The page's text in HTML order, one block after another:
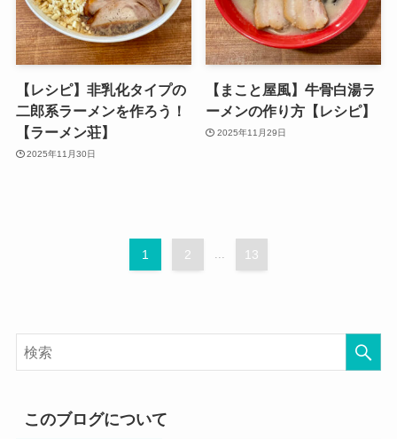
【レシピ】非乳化タイプの
二郎系ラーメンを作ろう！
【ラーメン荘】
2025年11月30日
【まこと屋風】牛骨白湯ラ
ーメンの作り方【レシピ】
2025年11月29日
1 2 ... 13
このブログについて